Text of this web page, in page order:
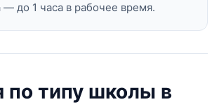
— до 1 часа в рабочее время.
по типу школы в